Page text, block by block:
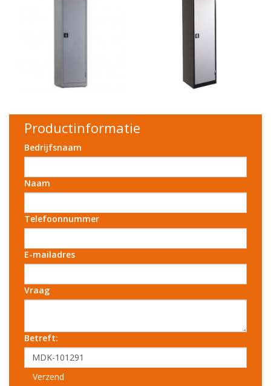
Productinformatie
Bedrijfsnaam
Naam
Telefoonnummer
E-mailadres
Vraag
Betreft:
Verzend